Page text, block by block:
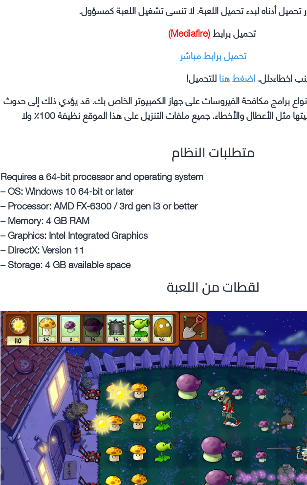
تحميل أدناه لبدء تحميل اللعبة. لا تنسى تشغيل اللعبة كمسؤول.
تحميل برابط(Mediafire)
تحميل برابط مباشر
اخطاءدلل.اضغط هناللتحميل!
برامج مكافحة الفيروسات على جهاز الكمبيوتر الخاص بك. قد يؤدي ذلك إلى حدوث
مشكلات في اللعبة التي تقوم بتثبيتها مثل الأعطال والأخطاء. جميع ملفات التنزيل على هذا الموقع نظيفة 100٪ ولا
متطلبات النظام
Requires a 64-bit processor and operating system
– OS: Windows 10 64-bit or later
– Processor: AMD FX-6300 / 3rd gen i3 or better
– Memory: 4 GB RAM
– Graphics: Intel Integrated Graphics
– DirectX: Version 11
– Storage: 4 GB available space
لقطات من اللعبة